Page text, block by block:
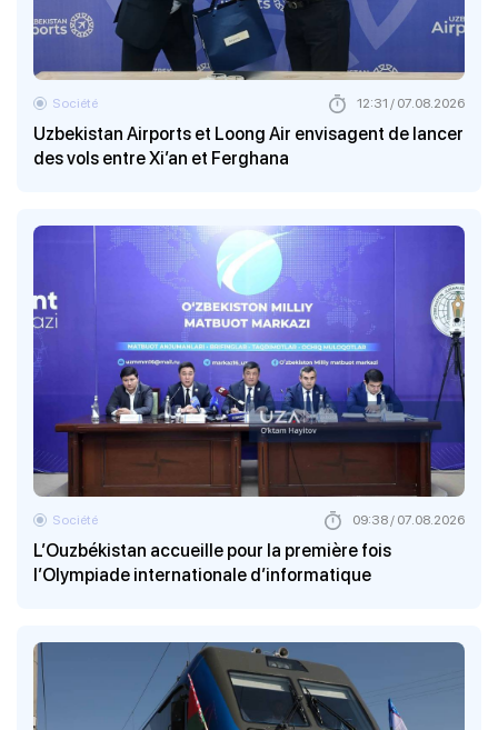
Uzbekistan Airports et Loong Air envisagent de lancer
des vols entre Xi’an et Ferghana
Société 12:31 / 07.08.2026
L’Ouzbékistan accueille pour la première fois
l’Olympiade internationale d’informatique
Société 09:38 / 07.08.2026